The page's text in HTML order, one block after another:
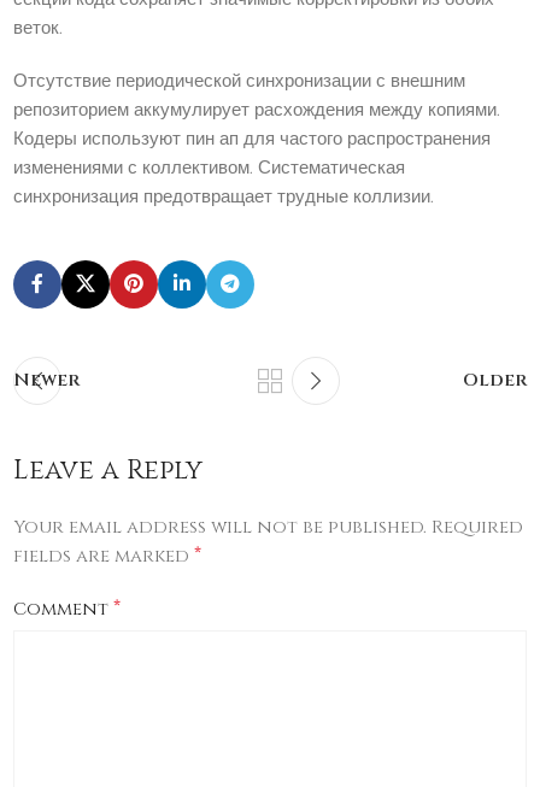
веток.
Отсутствие периодической синхронизации с внешним
репозиторием аккумулирует расхождения между копиями.
Кодеры используют пин ап для частого распространения
изменениями с коллективом. Систематическая
синхронизация предотвращает трудные коллизии.
Newer Older
Leave a Reply
Your email address will not be published. Required
fields are marked*
Comment*